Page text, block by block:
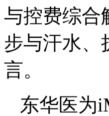
与控费综合
步与汗水、
言。
东华医为